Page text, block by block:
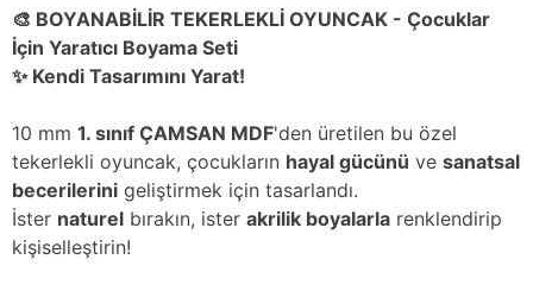
🎨 BOYANABİLİR TEKERLEKLİ OYUNCAK - Çocuklar
İçin Yaratıcı Boyama Seti
✨ Kendi Tasarımını Yarat!
10 mm 1. sınıf ÇAMSAN MDF'den üretilen bu özel
tekerlekli oyuncak, çocukların hayal gücünü ve sanatsal
becerilerini geliştirmek için tasarlandı.
İster naturel bırakın, ister akrilik boyalarla renklendirip
kişiselleştirin!